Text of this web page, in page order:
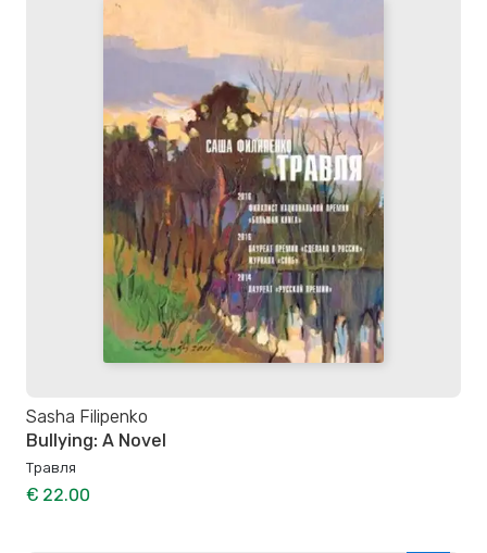
Sasha Filipenko
Bullying: A Novel
Травля
€ 22.00